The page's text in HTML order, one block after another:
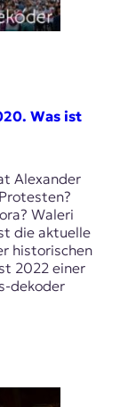
Was ist
Alexander
Waleri
die aktuelle
historischen
2022 einer
dekoder